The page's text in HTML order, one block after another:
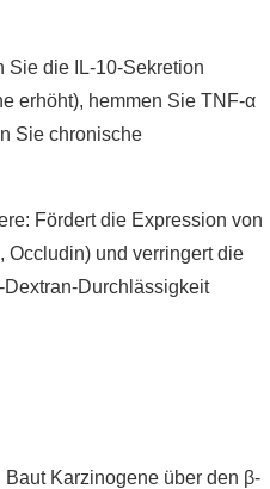
Sie die IL-10-Sekretion
erhöht), hemmen Sie TNF-α
Sie chronische
Fördert die Expression von
Occludin) und verringert die
Durchlässigkeit
Karzinogene über den β-